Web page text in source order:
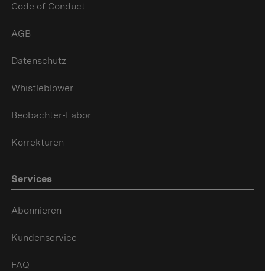
Code of Conduct
AGB
Datenschutz
Whistleblower
Beobachter-Labor
Korrekturen
Services
Abonnieren
Kundenservice
FAQ